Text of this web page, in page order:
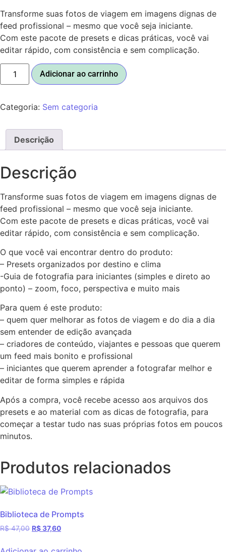
Transforme suas fotos de viagem em imagens dignas de
feed profissional – mesmo que você seja iniciante.
Com este pacote de presets e dicas práticas, você vai
editar rápido, com consistência e sem complicação.
Adicionar ao carrinho
Categoria: Sem categoria
Descrição
Descrição
Transforme suas fotos de viagem em imagens dignas de
feed profissional – mesmo que você seja iniciante.
Com este pacote de presets e dicas práticas, você vai
editar rápido, com consistência e sem complicação.
O que você vai encontrar dentro do produto:
– Presets organizados por destino e clima
-Guia de fotografia para iniciantes (simples e direto ao
ponto) – zoom, foco, perspectiva e muito mais
Para quem é este produto:
– quem quer melhorar as fotos de viagem e do dia a dia
sem entender de edição avançada
– criadores de conteúdo, viajantes e pessoas que querem
um feed mais bonito e profissional
– iniciantes que querem aprender a fotografar melhor e
editar de forma simples e rápida
Após a compra, você recebe acesso aos arquivos dos
presets e ao material com as dicas de fotografia, para
começar a testar tudo nas suas próprias fotos em poucos
minutos.
Produtos relacionados
Biblioteca de Prompts
R$47,00 R$37,60